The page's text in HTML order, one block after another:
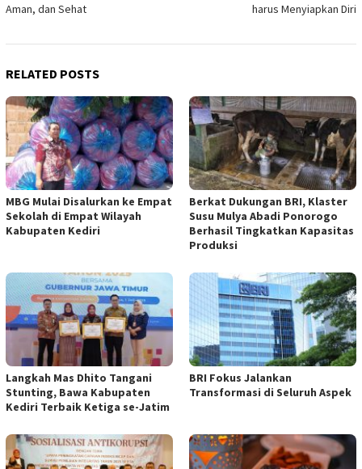
Aman, dan Sehat
harus Menyiapkan Diri
RELATED POSTS
MBG Mulai Disalurkan ke Empat
Sekolah di Empat Wilayah
Kabupaten Kediri
Berkat Dukungan BRI, Klaster
Susu Mulya Abadi Ponorogo
Berhasil Tingkatkan Kapasitas
Produksi
Langkah Mas Dhito Tangani
Stunting, Bawa Kabupaten
Kediri Terbaik Ketiga se-Jatim
BRI Fokus Jalankan
Transformasi di Seluruh Aspek